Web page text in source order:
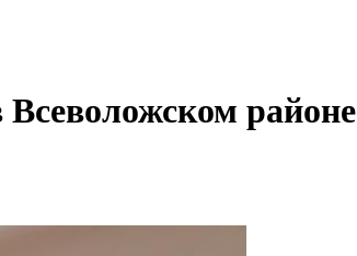
районе